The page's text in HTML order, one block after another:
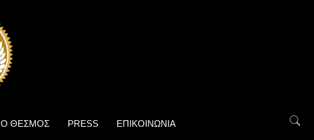
Ο ΘΕΣΜΟΣ PRESS ΕΠΙΚΟΙΝΩΝΙΑ